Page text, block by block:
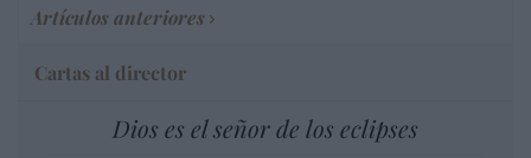
Artículos anteriores
Cartas al director
Dios es el señor de los eclipses